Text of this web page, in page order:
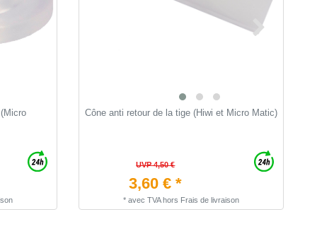
Cône anti retour de la tige (Hiwi et Micro Matic)
UVP 4,50 €
3,60 € *
* avec TVAhors Frais de livraison